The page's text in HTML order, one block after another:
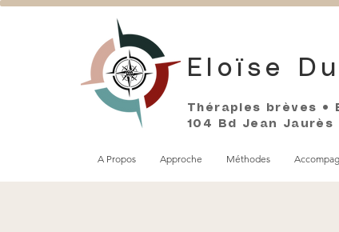
Eloïse
Thérapies brèves •
104 Bd Jean Jaurès
A Propos Approche Méthodes